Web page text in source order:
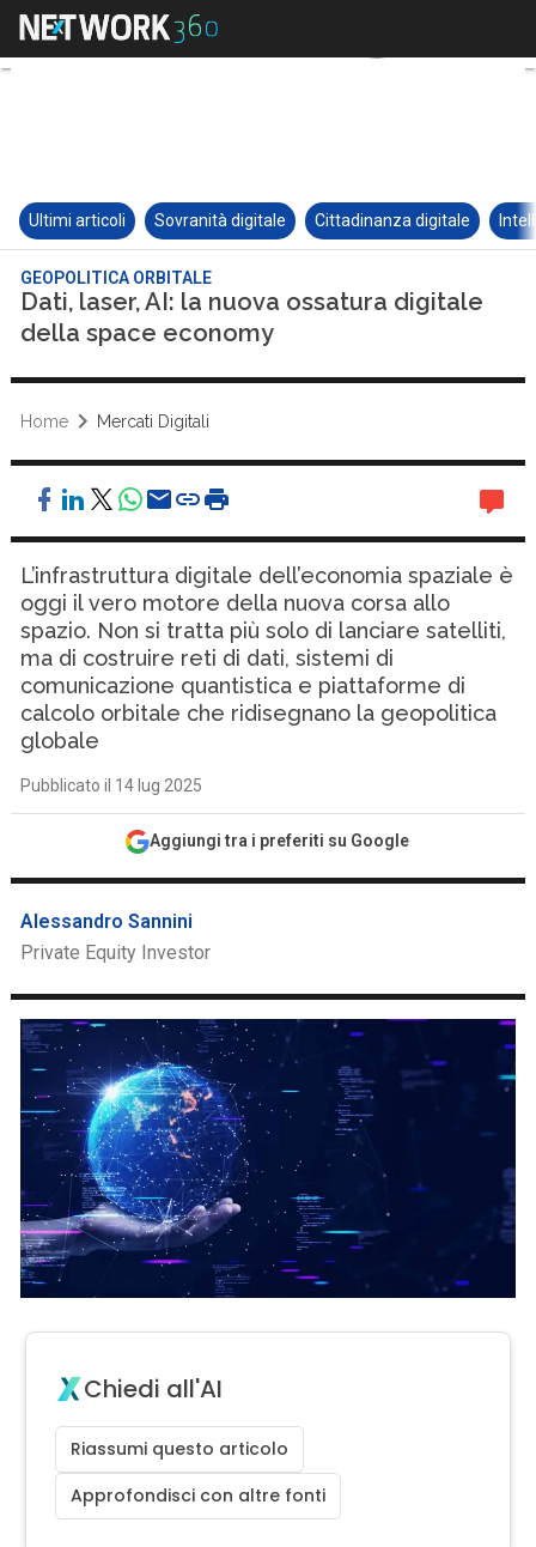
Ultimi articoli Sovranità digitale Cittadinanza digitale
GEOPOLITICA ORBITALE
Dati, laser, AI: la nuova ossatura digitale
della space economy
Home Mercati Digitali
L’infrastruttura digitale dell’economia spaziale è
oggi il vero motore della nuova corsa allo
spazio. Non si tratta più solo di lanciare satelliti,
ma di costruire reti di dati, sistemi di
comunicazione quantistica e piattaforme di
calcolo orbitale che ridisegnano la geopolitica
globale
Pubblicato il 14 lug 2025
Aggiungi tra i preferiti su Google
Alessandro Sannini
Private Equity Investor
Chiedi all'AI
Riassumi questo articolo
Approfondisci con altre fonti